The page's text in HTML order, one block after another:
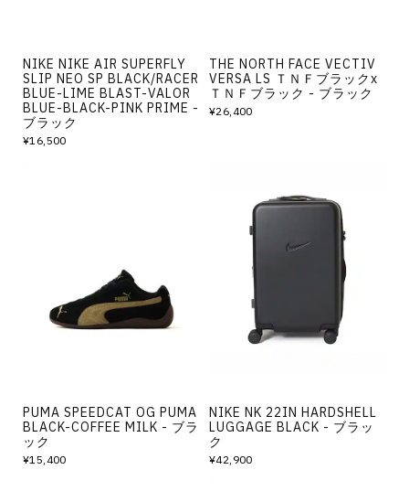
NIKE NIKE AIR SUPERFLY
SLIP NEO SP BLACK/RACER
BLUE-LIME BLAST-VALOR
BLUE-BLACK-PINK PRIME -
ブラック
¥16,500
THE NORTH FACE VECTIV
VERSA LS ＴＮＦブラックx
ＴＮＦブラック - ブラック
¥26,400
PUMA SPEEDCAT OG PUMA
BLACK-COFFEE MILK - ブラ
ック
¥15,400
NIKE NK 22IN HARDSHELL
LUGGAGE BLACK - ブラッ
ク
¥42,900